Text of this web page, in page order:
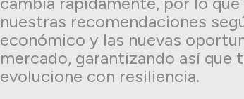
nuestras recomendaciones
económico y las nuevas
mercado, garantizando así que
evolucione con resiliencia.